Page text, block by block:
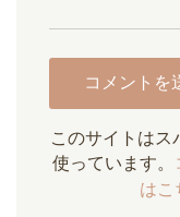
このサイトは
使っています。
はこ